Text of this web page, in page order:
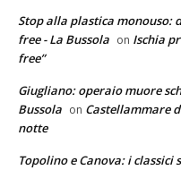
Stop alla plastica monouso:
free - La Bussola on Ischia
free”
Giugliano: operaio muore
Bussola on Castellammare
notte
Topolino e Canova: i